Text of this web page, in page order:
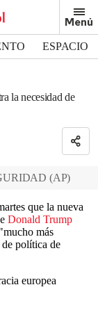
Menú
ESPACIO
la necesidad de
(AP)
que la nueva
Donald Trump
más
política de
europea